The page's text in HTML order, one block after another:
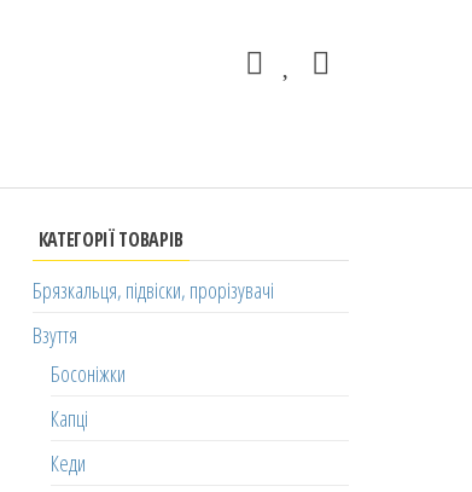
КАТЕГОРІЇ ТОВАРІВ
Брязкальця, підвіски, прорізувачі
Взуття
Босоніжки
Капці
Кеди